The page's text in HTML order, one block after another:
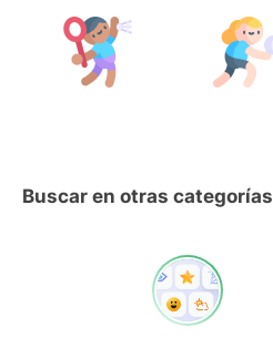
Buscar en otras categorías